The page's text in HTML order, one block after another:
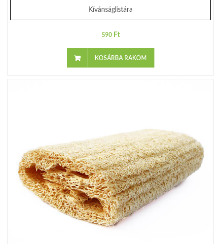
Kívánságlistára
590 Ft
KOSÁRBA RAKOM